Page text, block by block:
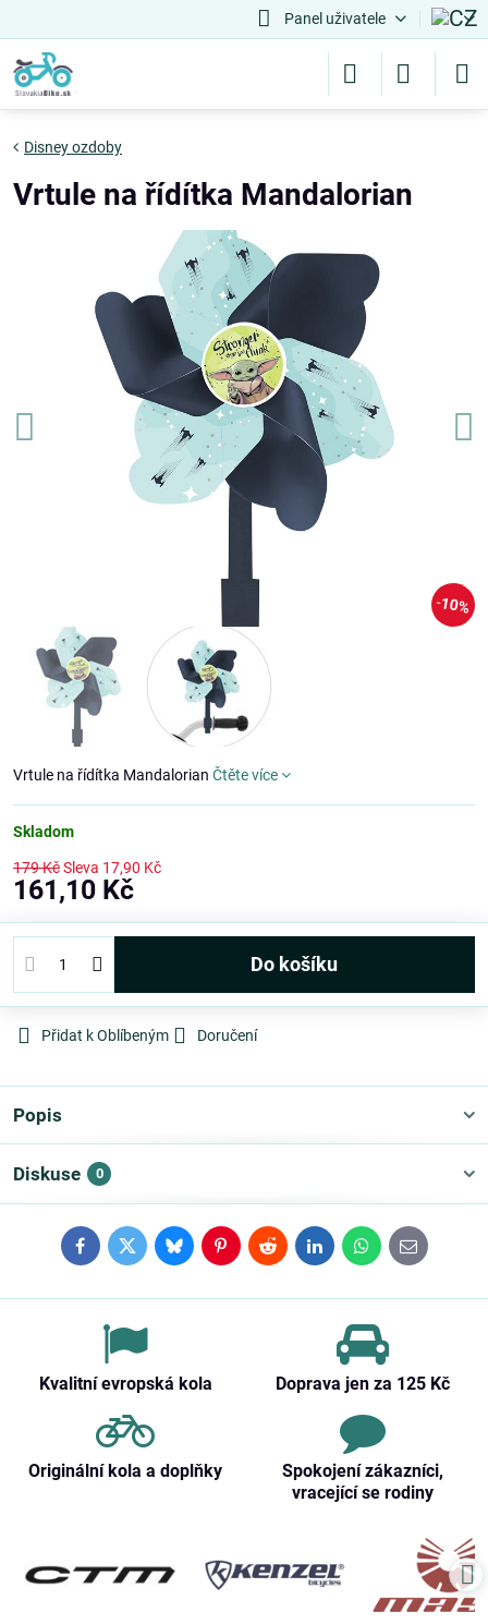
Panel uživatele
10%
Disney ozdoby
Vrtule na řídítka Mandalorian
Vrtule na řídítka Mandalorian Čtěte více
Skladom
179 KčSleva 17,90 Kč
161,10 Kč
Do košíku
Přidat k Oblíbeným Doručení
Popis
Diskuse 0
FacebookTwitterBlueskyPinterestRedditLinkedInWhatsApp
E-
mail
Kvalitní evropská kola Doprava jen za 125 Kč
Originální kola a doplňky
Spokojení zákazníci,
vracející se rodiny